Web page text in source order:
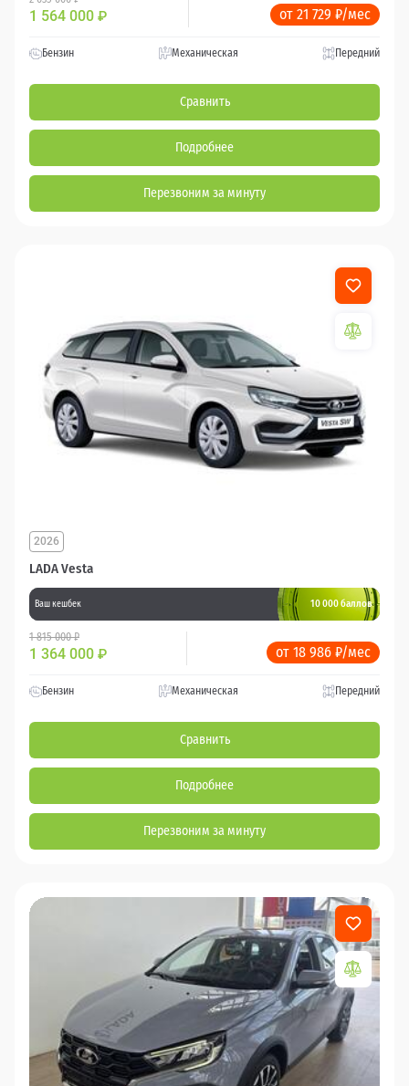
1 564 000 ₽ от 21 729 ₽/мес
Бензин Механическая Передний
Сравнить
Подробнее
Перезвоним за минуту
LADA Vesta
2026
Ваш кешбек 10 000 баллов
1 815 000 ₽
1 364 000 ₽ от 18 986 ₽/мес
Бензин Механическая Передний
Сравнить
Подробнее
Перезвоним за минуту